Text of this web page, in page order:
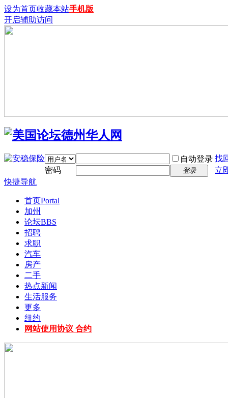
设为首页收藏本站手机版
开启辅助访问
自动登录 找
密码
登录
立
快捷导航
首页Portal
加州
论坛BBS
招聘
求职
汽车
房产
二手
热点新闻
生活服务
更多
纽约
网站使用协议 合约